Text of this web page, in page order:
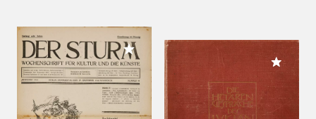
Meiner Sammlung hinzufügen
Meiner